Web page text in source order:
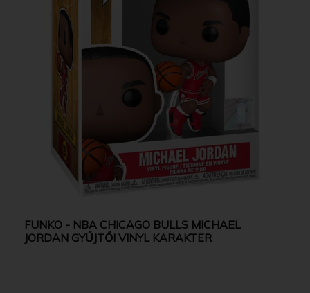
FUNKO - NBA CHICAGO BULLS MICHAEL
JORDAN GYŰJTŐI VINYL KARAKTER